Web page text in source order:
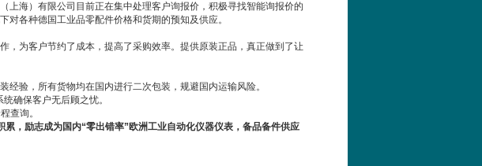
上海）有限公司目前正在集中处理客户询报价，积极寻找智能询报价的
对各种德国工业品零配件价格和货期的预知及供应。
，为客户节约了成本，提高了采购效率。提供原装正品，真正做到了让
经验，所有货物均在国内进行二次包装，规避国内运输风险。
确保客户无后顾之忧。
查询。
，励志成为国内“零出错率”欧洲工业自动化仪器仪表，备品备件供应